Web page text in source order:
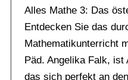
Alles Mathe 3: Das
Entdecken Sie das
Mathematikunterricht
Päd. Angelika Falk,
das sich perfekt an